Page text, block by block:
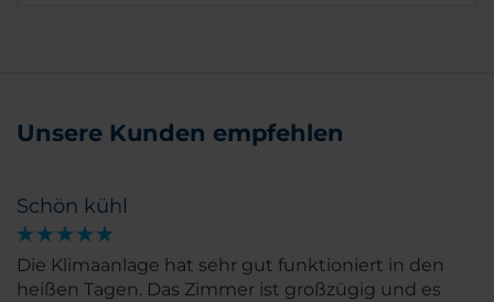
Unsere Kunden empfehlen
Schön kühl
Die Klimaanlage hat sehr gut funktioniert in den
heißen Tagen. Das Zimmer ist großzügig und es